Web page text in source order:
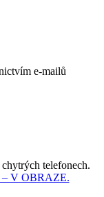
e-mailů
telefonech.
– V OBRAZE.